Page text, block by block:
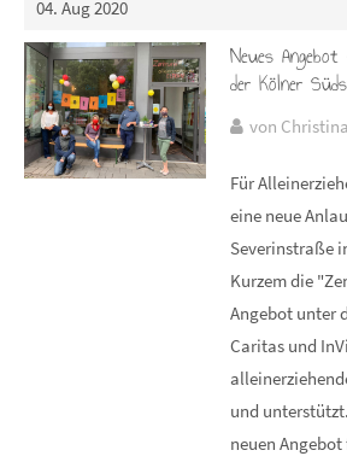
04. Aug 2020
Neues
der Kölner
von
Für
eine neue
Severinstraße
Kurzem die
Angebot unter
Caritas und
und
neuen